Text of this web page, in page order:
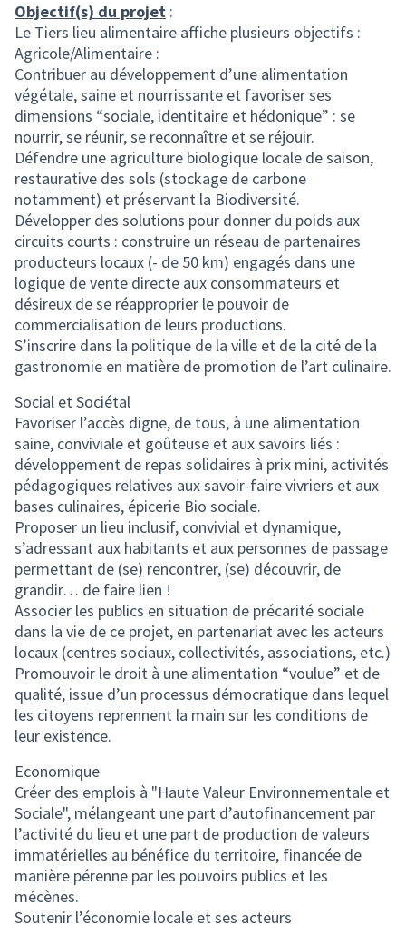
Objectif(s) du projet :
Le Tiers lieu alimentaire affiche plusieurs objectifs :
Agricole/Alimentaire :
Contribuer au développement d’une alimentation
végétale, saine et nourrissante et favoriser ses
dimensions “sociale, identitaire et hédonique” : se
nourrir, se réunir, se reconnaître et se réjouir.
Défendre une agriculture biologique locale de saison,
restaurative des sols (stockage de carbone
notamment) et préservant la Biodiversité.
Développer des solutions pour donner du poids aux
circuits courts : construire un réseau de partenaires
producteurs locaux (- de 50 km) engagés dans une
logique de vente directe aux consommateurs et
désireux de se réapproprier le pouvoir de
commercialisation de leurs productions.
S’inscrire dans la politique de la ville et de la cité de la
gastronomie en matière de promotion de l’art culinaire.
Social et Sociétal
Favoriser l’accès digne, de tous, à une alimentation
saine, conviviale et goûteuse et aux savoirs liés :
développement de repas solidaires à prix mini, activités
pédagogiques relatives aux savoir-faire vivriers et aux
bases culinaires, épicerie Bio sociale.
Proposer un lieu inclusif, convivial et dynamique,
s’adressant aux habitants et aux personnes de passage
permettant de (se) rencontrer, (se) découvrir, de
grandir… de faire lien !
Associer les publics en situation de précarité sociale
dans la vie de ce projet, en partenariat avec les acteurs
locaux (centres sociaux, collectivités, associations, etc.)
Promouvoir le droit à une alimentation “voulue” et de
qualité, issue d’un processus démocratique dans lequel
les citoyens reprennent la main sur les conditions de
leur existence.
Economique
Créer des emplois à "Haute Valeur Environnementale et
Sociale", mélangeant une part d’autofinancement par
l’activité du lieu et une part de production de valeurs
immatérielles au bénéfice du territoire, financée de
manière pérenne par les pouvoirs publics et les
mécènes.
Soutenir l’économie locale et ses acteurs